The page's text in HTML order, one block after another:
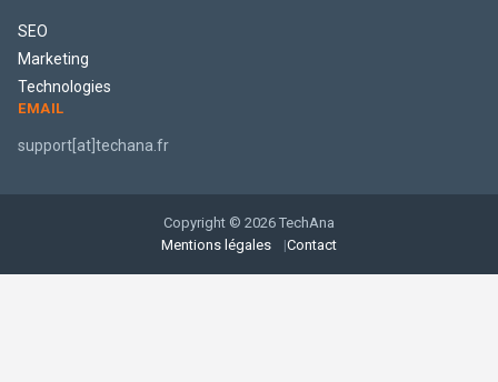
SEO
Marketing
Technologies
EMAIL
support[at]techana.fr
Copyright © 2026 TechAna
Mentions légales
Contact